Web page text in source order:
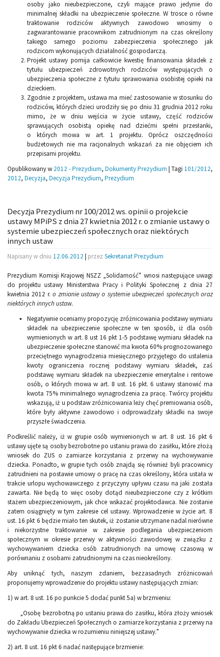
osoby jako nieubezpieczone, czyli mające prawo jedynie do
minimalnej składki na ubezpieczenie społeczne. W trosce o równe
traktowanie rodziców aktywnych zawodowo wnosimy o
zagwarantowanie pracownikom zatrudnionym na czas określony
takiego samego poziomu zabezpieczenia społecznego jak
rodzicom wykonujących działalność gospodarczą.
Projekt ustawy pomija całkowicie kwestię finansowania składek z
tytułu ubezpieczeń zdrowotnych rodziców występujących o
ubezpieczenia społeczne z tytułu sprawowania osobistej opieki na
dzieckiem.
Zgodnie z projektem, ustawa ma mieć zastosowanie w stosunku do
rodziców, których dzieci urodziły się po dniu 31 grudnia 2012 roku
mimo, że w dniu wejścia w życie ustawy, część rodziców
sprawujących osobistą opiekę nad dziećmi spełni przesłanki,
o których mowa w art. 1 projektu. Oprócz oszczędności
budżetowych nie ma racjonalnych wskazań za nie objęciem ich
przepisami projektu.
Opublikowany w 2012 - Prezydium, Dokumenty Prezydium | Tagi 101/2012,
2012, Decyzja, Decyzja Prezydium, Prezydium
Decyzja Prezydium nr 100/2012 ws. opinii o projekcie
ustawy MPiPS z dnia 27 kwietnia 2012 r. o zmianie ustawy o
systemie ubezpieczeń społecznych oraz niektórych
innych ustaw
Napisany w dniu 12.06.2012 | przez Sekretariat Prezydium
Prezydium Komisji Krajowej NSZZ „Solidarność” wnosi następujące uwagi
do projektu ustawy Ministerstwa Pracy i Polityki Społecznej z dnia 27
kwietnia 2012 r.o zmianie ustawy o systemie ubezpieczeń społecznych oraz
niektórych innych ustaw.
Negatywnie oceniamy propozycję zróżnicowania podstawy wymiaru
składek na ubezpieczenie społeczne w ten sposób, iż dla osób
wymienionych w art. 8 ust 16 pkt 1-5 podstawę wymiaru składek na
ubezpieczenie społeczne stanowić ma kwota 60% prognozowanego
przeciętnego wynagrodzenia miesięcznego przyjętego do ustalenia
kwoty ograniczenia rocznej podstawy wymiaru składek, zaś
podstawę wymiaru składek na ubezpieczenie emerytalne i rentowe
osób, o których mowa w art. 8 ust. 16 pkt. 6 ustawy stanowić ma
kwota 75% minimalnego wynagrodzenia za pracę. Twórcy projektu
wskazują, iż u podstaw zróżnicowania leży chęć premiowania osób,
które były aktywne zawodowo i odprowadzały składki na swoje
przyszłe świadczenia.
Podkreślić należy, iż w grupie osób wymienionych w art. 8 ust. 16 pkt 6
ustawy ujęte są osoby bezrobotne po ustaniu prawa do zasiłku, które złożą
wniosek do ZUS o zamiarze korzystania z przerwy na wychowywanie
dziecka. Ponadto, w grupie tych osób znajdą się również byli pracownicy
zatrudnieni na postawie umowy o pracę na czas określony, która ustała w
trakcie urlopu wychowawczego z przyczyny upływu czasu na jaki została
zawarta. Nie będą to więc osoby dotąd nieubezpieczone czy z krótkim
stażem ubezpieczeniowym, jak chce wskazać projektodawca. Nie zostanie
zatem osiągnięty w tym zakresie cel ustawy. Wprowadzenie w życie art. 8
ust. 16 pkt 6 będzie miało ten skutek, iż zostanie utrzymane nadal nierówne
i niekorzystne traktowanie w zakresie podlegania ubezpieczeniom
społecznym w okresie przerwy w aktywności zawodowej w związku z
wychowywaniem dziecka osób zatrudnionych na umowę czasową w
porównaniu z osobami zatrudnionymi na czas nieokreślony.
Aby uniknąć tych, naszym zdaniem, bezzasadnych zróżnicowań
proponujemy wprowadzenie do projektu ustawy następujących zmian:
1) w art. 8 ust. 16 po punkcie 5 dodać punkt 5a) w brzmieniu:
„Osobę bezrobotną po ustaniu prawa do zasiłku, która złoży wniosek
do Zakładu Ubezpieczeń Społecznych o zamiarze korzystania z przerwy na
wychowywanie dziecka w rozumieniu niniejszej ustawy.”
2) art. 8 ust. 16 pkt 6 nadać następujące brzmienie: